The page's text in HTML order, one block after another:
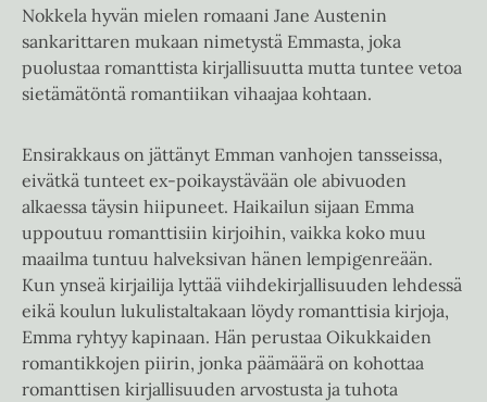
Nokkela hyvän mielen romaani Jane Austenin
sankarittaren mukaan nimetystä Emmasta, joka
puolustaa romanttista kirjallisuutta mutta tuntee vetoa
sietämätöntä romantiikan vihaajaa kohtaan.
Ensirakkaus on jättänyt Emman vanhojen tansseissa,
eivätkä tunteet ex-poikaystävään ole abivuoden
alkaessa täysin hiipuneet. Haikailun sijaan Emma
uppoutuu romanttisiin kirjoihin, vaikka koko muu
maailma tuntuu halveksivan hänen lempigenreään.
Kun ynseä kirjailija lyttää viihdekirjallisuuden lehdessä
eikä koulun lukulistaltakaan löydy romanttisia kirjoja,
Emma ryhtyy kapinaan. Hän perustaa Oikukkaiden
romantikkojen piirin, jonka päämäärä on kohottaa
romanttisen kirjallisuuden arvostusta ja tuhota